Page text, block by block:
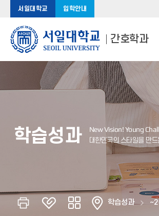
서일대학교 입학안내
간호학과
학습성과
학습성과